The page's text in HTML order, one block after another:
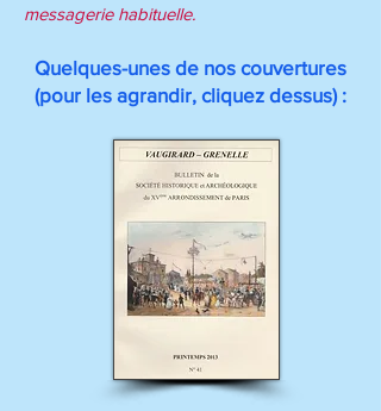
messagerie habituelle.
Quelques-unes de nos couvertures
(pour les agrandir, cliquez dessus) :